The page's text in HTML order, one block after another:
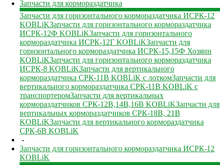
Запчасти для кормораздатчика
Запчасти для горизонтального кормораздатчика ИСРК-12
KOBLiKЗапчасти для горизонтального кормораздатчика
ИСРК-12Ф KOBLiKЗапчасти для горизонтального
кормораздатчика ИСРК-12Г KOBLiKЗапчасти для
горизонтального кормораздатчика ИСРК-15,15Ф Хозяин
KOBLiKЗапчасти для горизонтального кормораздатчика
ИСРК-8 KOBLiKЗапчасти для вертикального
кормораздатчика СРК-11В KOBLiK с лоткомЗапчасти для
вертикального кормораздатчика СРК-11В KOBLiK с
транспортеромЗапчасти для вертикальных
кормораздатчиков СРК-12В,14В,16В KOBLiKЗапчасти для
вертикальных кормораздатчиков СРК-18В, 21В
KOBLiKЗапчасти для вертикального кормораздатчика
СРК-6В KOBLiK
-
Запчасти для горизонтального кормораздатчика ИСРК-12
KOBLiK